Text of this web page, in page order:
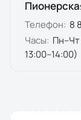
Телефон: 8
Часы:
13:00–14:00)